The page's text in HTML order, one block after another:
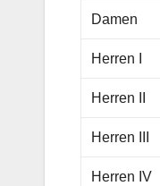
Damen
Herren I
Herren II
Herren III
Herren IV